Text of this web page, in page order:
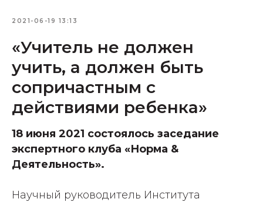
2021-06-19 13:13
«Учитель не должен
учить, а должен быть
сопричастным с
действиями ребенка»
18 июня 2021 состоялось заседание
экспертного клуба «Норма &
Деятельность».
Научный руководитель Института